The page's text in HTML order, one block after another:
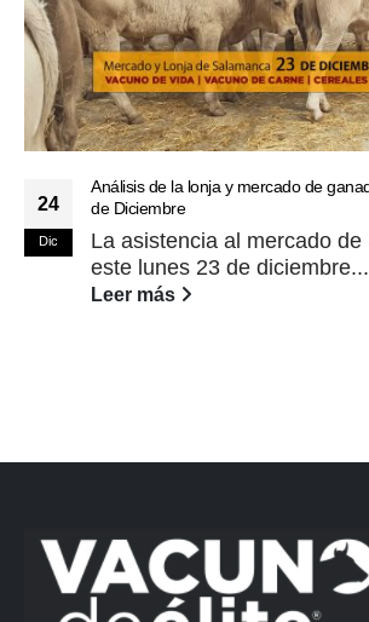
24
Dic
Análisis de la lonja y mercado de
de Diciembre
La asistencia al mercado
este lunes 23 de diciembre...
Leer más